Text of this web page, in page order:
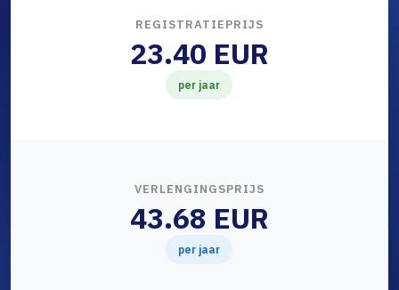
REGISTRATIEPRIJS
23.40 EUR
per jaar
VERLENGINGSPRIJS
43.68 EUR
per jaar